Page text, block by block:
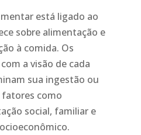
está ligado ao
sobre alimentação e
à comida. Os
a visão de cada
sua ingestão ou
fatores como
social, familiar e